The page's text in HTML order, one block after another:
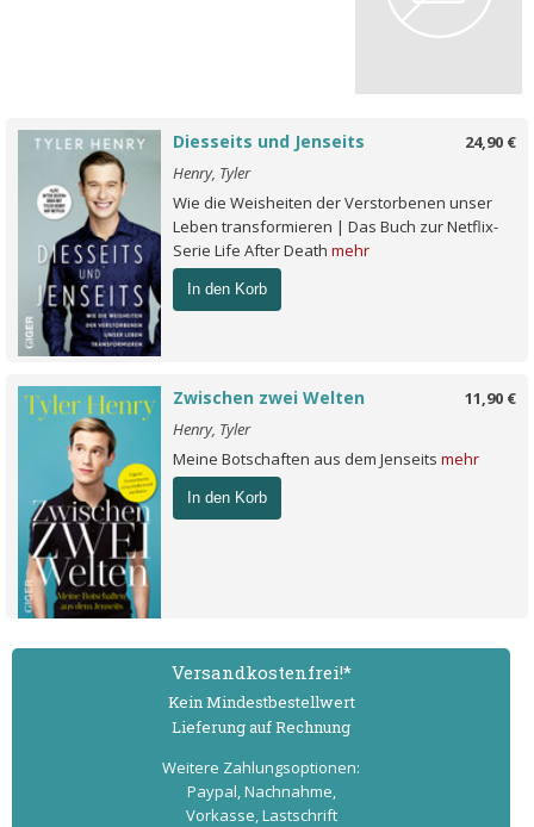
24,90 €
Diesseits und Jenseits
Henry, Tyler
Wie die Weisheiten der Verstorbenen unser
Leben transformieren | Das Buch zur Netflix-
Serie Life After Death mehr
In den Korb
11,90 €
Zwischen zwei Welten
Henry, Tyler
Meine Botschaften aus dem Jenseits mehr
In den Korb
Versand­kostenfrei!*
Kein Mindest­bestell­wert
Lieferung auf Rechnung
Weitere Zahlungs­optionen:
Paypal, Nachnahme,
Vorkasse, Lastschrift